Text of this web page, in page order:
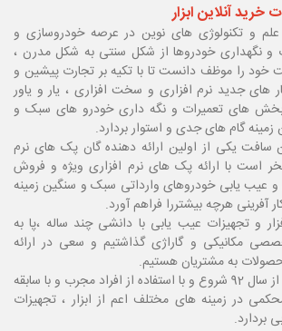
آنلاین ابزار
و تکنولوژی های نوین در عرصه خودروسازی و
و نگهداری خودروها از شکل سنتی به شکل مدرن ،
خود را موظف دانست تا با تکیه بر تجارت پیشین و
های جدید نرم افزاری و سخت افزاری ، یار و یاور
بخش های تعمیرات و نگه داری خودرو های سبک و
گام های جدی و استوار بردارد.
سافت یکی از اولین ارائه دهنده گان پک های نرم
است با ارائه پک های نرم افزاری ویژه و فروش
یابی خودروهای وارداتی سبک و سنگین زمینه
آفرینی هرچه بیشتررا فراهم آورد.
و تجهیزات عیب یابی با دانشی چند ساله ،پا به
مکانیکی و گاراژی گذاشتیم و سعی در ارائه
به مشتریان هستیم.
فعالیت این مجموعه از سال 92 شروع و با استفاده از افراد مجرب و با سابقه
در زمینه های مختلف اعم از ابزار ، تجهیزات
بردارد.